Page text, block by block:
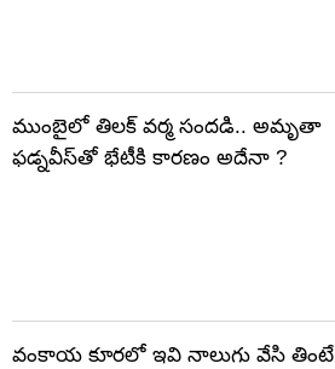
ముంబైలో తిలక్ వర్మ సందడి.. అమృతా
ఫడ్నవీస్‌తో భేటీకి కారణం అదేనా ?
వంకాయ కూరలో ఇవి నాలుగు వేసి తింటే